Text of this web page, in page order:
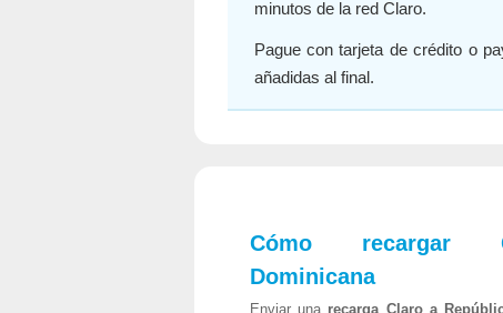
minutos de la red Claro.
Pague con tarjeta de crédito o
añadidas al final.
Cómo recargar
Dominicana
Enviar una recarga Claro a